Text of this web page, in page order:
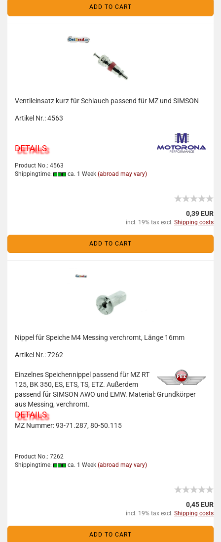
ADD TO CART
Ventileinsatz kurz für Schlauch passend für MZ und SIMSON
Artikel Nr.: 4563
DETAILS
Product No.: 4563
Shippingtime:
ca. 1 Week (abroad may vary)
0,39 EUR
incl. 19% tax excl. Shipping costs
ADD TO CART
Nippel für Speiche M4 Messing verchromt, Länge 16mm
Artikel Nr.: 7262
Einzelnes Speichennippel passend für MZ RT
125, BK 350, ES, ETS, TS, ETZ. Außerdem
passend für SIMSON AWO und EMW. Material: Grundkörper
aus Messing, verchromt.
DETAILS
MZ Nummer: 93-71.287, 80-50.115
Product No.: 7262
Shippingtime:
ca. 1 Week (abroad may vary)
0,45 EUR
incl. 19% tax excl. Shipping costs
ADD TO CART